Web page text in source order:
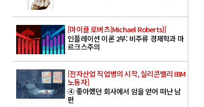
[마이클 로버츠(Michael Roberts)]
인플레이션 이론 2부: 비주류 경제학과 마
르크스주의
[전자산업 직업병의 시작, 실리콘밸리 IBM
노동자]
④ 좋아했던 회사에서 암을 얻어 떠난 남
편